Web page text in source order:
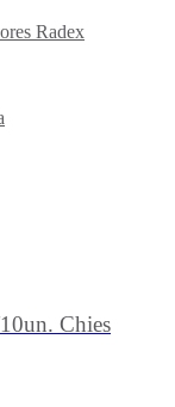
Radex
Chies